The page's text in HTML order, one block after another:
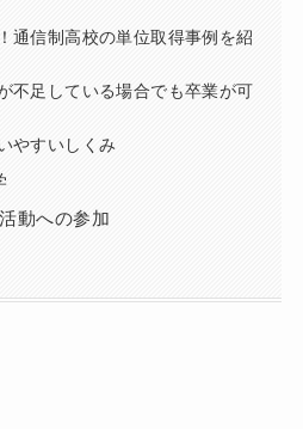
通信制高校の単位取得事例を紹
不足している場合でも卒業が可
やすいしくみ
動への参加